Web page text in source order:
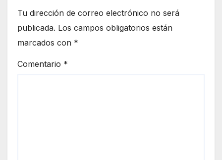
Tu dirección de correo electrónico no será
publicada. Los campos obligatorios están
marcados con *
Comentario *